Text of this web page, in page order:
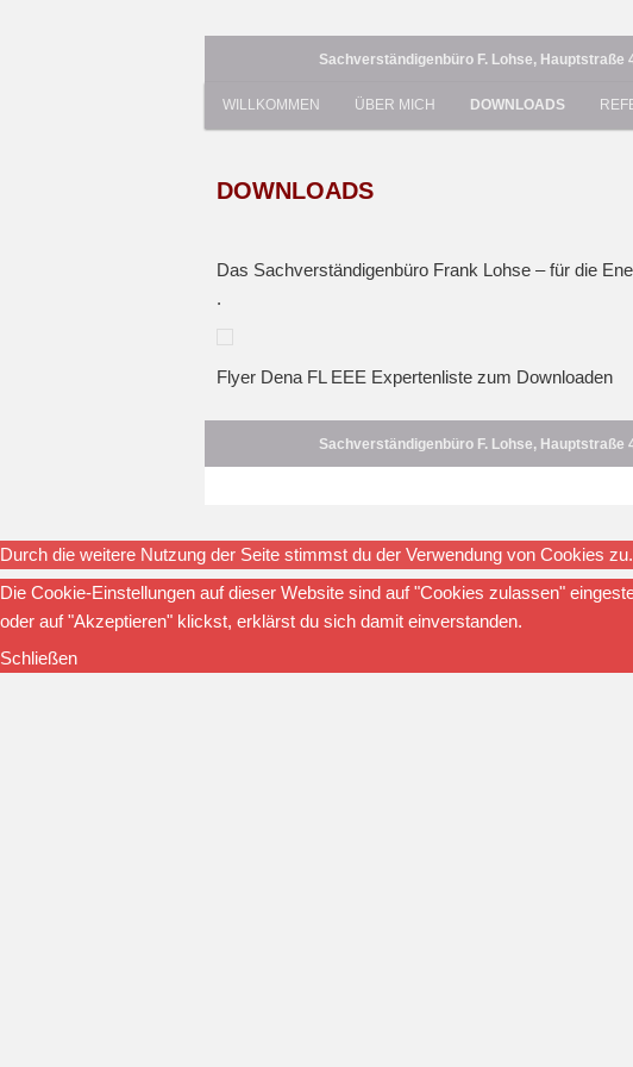
Sachverständigenbüro
Sachverständigenbüro F. Lohse, Hauptstraße
Hauptmenü
Zum primären Inhalt springen
WILLKOMMEN ÜBER MICH DOWNLOADS
DOWNLOADS
Das Sachverständigenbüro Frank Lohse – für die
.
Flyer Dena FL EEE Expertenliste zum Downloaden
Sachverständigenbüro F. Lohse, Hauptstraße
Durch die weitere Nutzung der Seite stimmst du der Verwendung von Cookies zu.
Die Cookie-Einstellungen auf dieser Website sind auf "Cookies zulassen"
oder auf "Akzeptieren" klickst, erklärst du sich damit einverstanden.
Schließen